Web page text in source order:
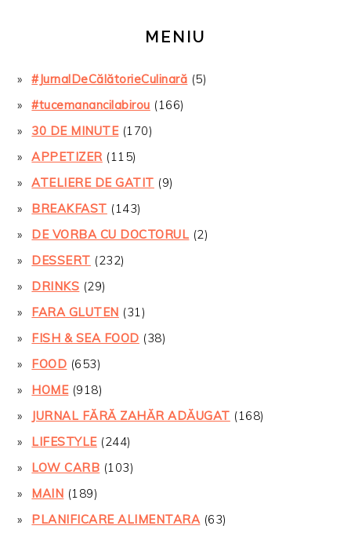
MENIU
#JurnalDeCălătorieCulinară (5)
#tucemanancilabirou (166)
30 DE MINUTE(170)
APPETIZER(115)
ATELIERE DE GATIT (9)
BREAKFAST (143)
DE VORBA CU DOCTORUL (2)
DESSERT (232)
DRINKS (29)
FARA GLUTEN (31)
FISH & SEA FOOD (38)
FOOD (653)
HOME(918)
JURNAL FĂRĂ ZAHĂR ADĂUGAT (168)
LIFESTYLE(244)
LOW CARB (103)
MAIN (189)
PLANIFICARE ALIMENTARA(63)